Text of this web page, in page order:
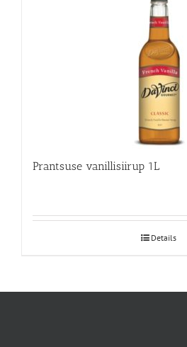
Prantsuse vanillisiirup 1L
Details